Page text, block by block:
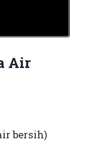
Air
bersih)